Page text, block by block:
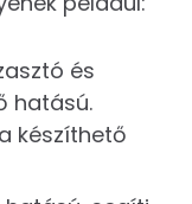
és
hatású.
készíthető